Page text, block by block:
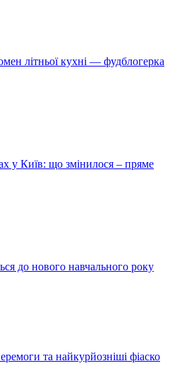
літньої кухні — фудблогерка
у Київ: що змінилося – пряме
до нового навчального року
та найкурйозніші фіаско